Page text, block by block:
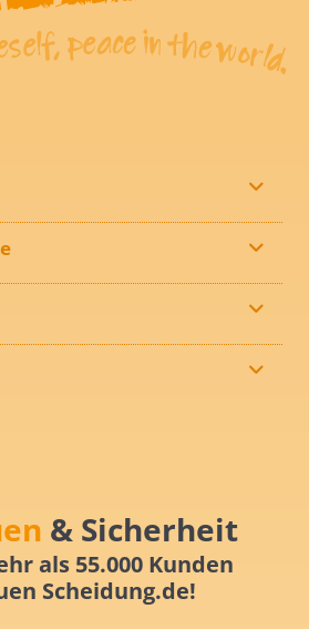
& Sicherheit
als 55.000 Kunden
Scheidung.de!